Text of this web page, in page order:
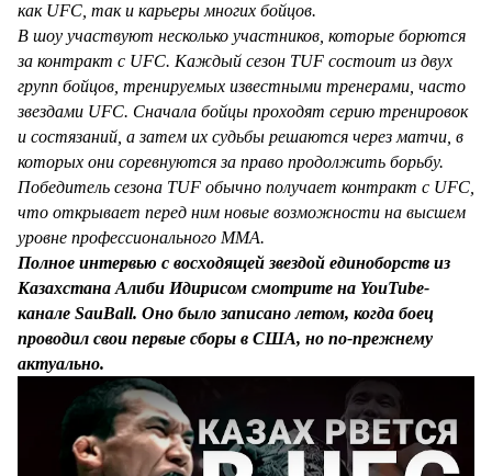
как UFC, так и карьеры многих бойцов.
В шоу участвуют несколько участников, которые борются
за контракт с UFC. Каждый сезон TUF состоит из двух
групп бойцов, тренируемых известными тренерами, часто
звездами UFC. Сначала бойцы проходят серию тренировок
и состязаний, а затем их судьбы решаются через матчи, в
которых они соревнуются за право продолжить борьбу.
Победитель сезона TUF обычно получает контракт с UFC,
что открывает перед ним новые возможности на высшем
уровне профессионального MMA.
Полное интервью с восходящей звездой единоборств из
Казахстана Алиби Идирисом смотрите на YouTube-
канале SauBall. Оно было записано летом, когда боец
проводил свои первые сборы в США, но по-прежнему
актуально.